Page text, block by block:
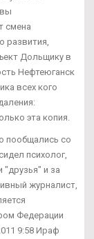
смена
развития,
Дольщику в
Нефтеюганск
всех кого
эта копия.
пообщались со
психолог,
и за
журналист,
Федерации
9:58 Ираф